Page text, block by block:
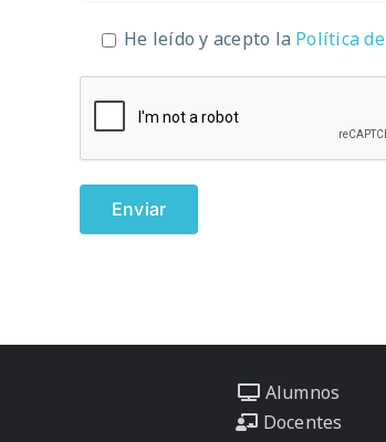
He leído y acepto la Política
Alumnos
Docentes